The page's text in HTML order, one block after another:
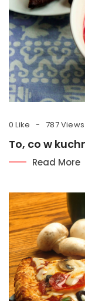
0 Like 787 Views
To, co w
Read More